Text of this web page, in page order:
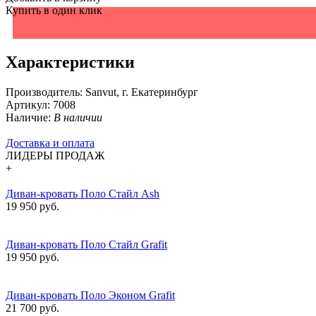
Купить в один клик
Характеристики
Производитель: Sanvut, г. Екатеринбург
Артикул: 7008
Наличие: В наличии
Доставка и оплата
ЛИДЕРЫ ПРОДАЖ
+
Диван-кровать Поло Стайл Ash
19 950 руб.
Диван-кровать Поло Стайл Grafit
19 950 руб.
Диван-кровать Поло Эконом Grafit
21 700 руб.